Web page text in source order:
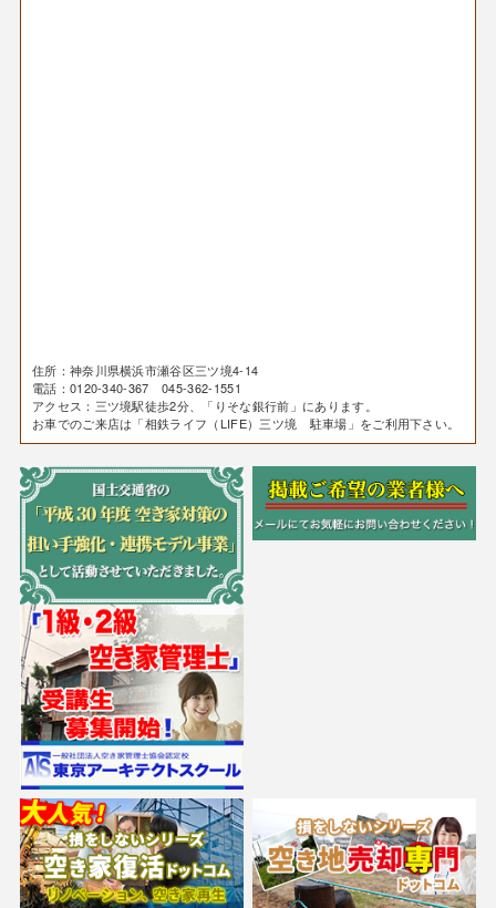
住所：神奈川県横浜市瀬谷区三ツ境4-14
電話：0120-340-367 045-362-1551
アクセス：三ツ境駅徒歩2分、「りそな銀行前」にあります。
お車でのご来店は「相鉄ライフ（LIFE）三ツ境 駐車場」をご利用下さい。